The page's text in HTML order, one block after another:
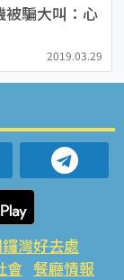
騙大叫：心
2019.03.29
灣好去處
會 餐廳情報